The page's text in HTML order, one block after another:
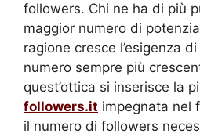
followers. Chi ne ha di più
maggior numero di
ragione cresce l’esigenza
numero sempre più
quest’ottica si inserisce la
followers.it impegnata nel
il numero di followers